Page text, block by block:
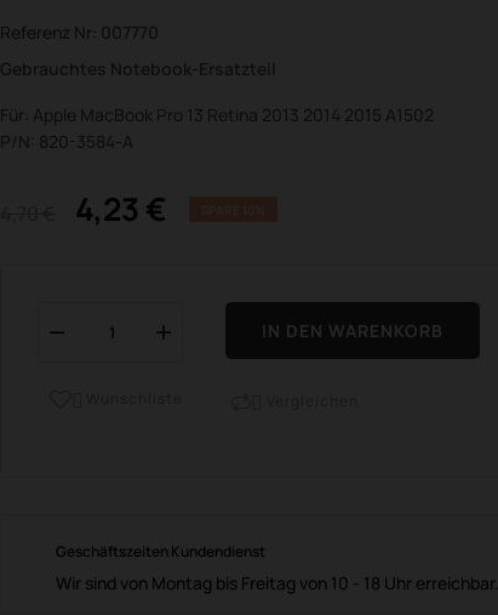
Referenz Nr: 007770
Gebrauchtes Notebook-Ersatzteil
Für: Apple MacBook Pro 13 Retina 2013 2014 2015 A1502
P/N: 820-3584-A
4,23 €
IN DEN WARENKORB
Geschäftszeiten Kundendienst
Wir sind von Montag bis Freitag von 10 - 18 Uhr erreichbar.